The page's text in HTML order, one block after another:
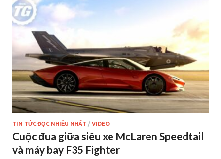
TIN TỨC ĐỌC NHIỀU NHẤT / VIDEO
Cuộc đua giữa siêu xe McLaren Speedtail
và máy bay F35 Fighter